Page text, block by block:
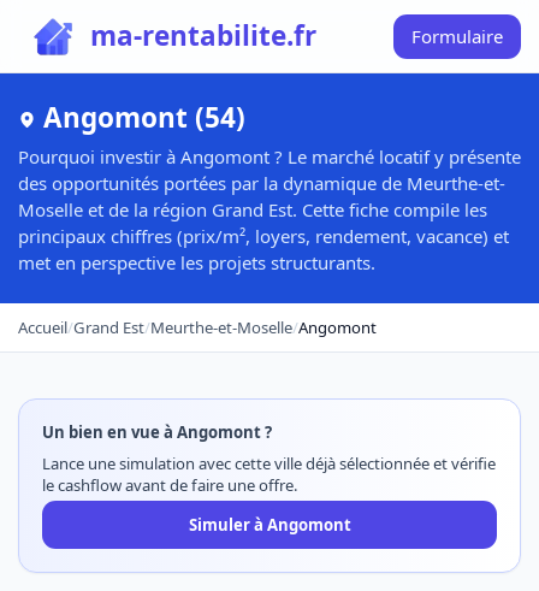
ma-rentabilite.fr Formulaire
Angomont (54)
Pourquoi investir à Angomont ? Le marché locatif y présente
des opportunités portées par la dynamique de Meurthe-et-
Moselle et de la région Grand Est. Cette fiche compile les
principaux chiffres (prix/m², loyers, rendement, vacance) et
met en perspective les projets structurants.
Accueil/Grand Est/Meurthe-et-Moselle/Angomont
Un bien en vue à Angomont ?
Lance une simulation avec cette ville déjà sélectionnée et vérifie
le cashflow avant de faire une offre.
Simuler à Angomont